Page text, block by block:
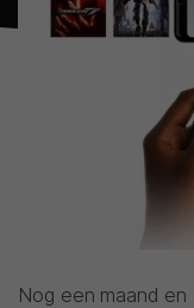
Nog een maand